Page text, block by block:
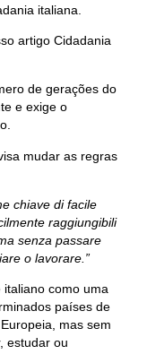
italiana.
artigo Cidadania
de gerações do
e exige o
mudar as regras
chiave di facile
raggiungibili
senza passare
o lavorare.”
italiano como uma
países de
mas sem
estudar ou